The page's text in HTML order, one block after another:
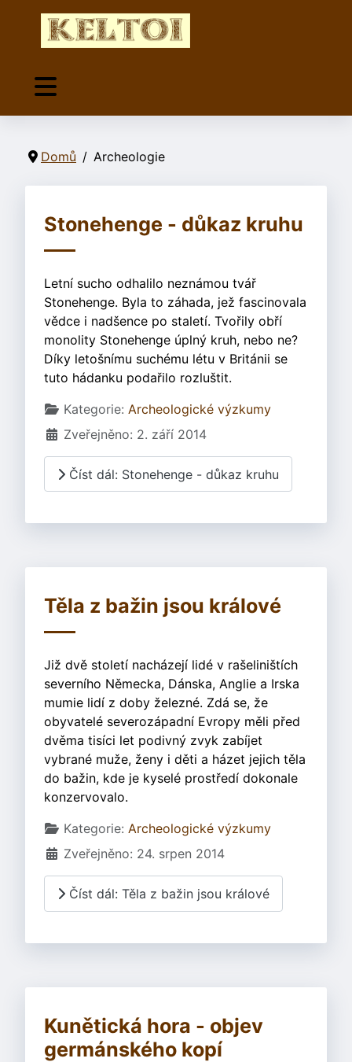
Domů Archeologie
Stonehenge - důkaz kruhu
Letní sucho odhalilo neznámou tvář
Stonehenge. Byla to záhada, jež fascinovala
vědce i nadšence po staletí. Tvořily obří
monolity Stonehenge úplný kruh, nebo ne?
Díky letošnímu suchému létu v Británii se
tuto hádanku podařilo rozluštit.
Základní údaje
Kategorie: Archeologické výzkumy
Zveřejněno: 2. září 2014
Číst dál: Stonehenge - důkaz kruhu
Těla z bažin jsou králové
Již dvě století nacházejí lidé v rašeliništích
severního Německa, Dánska, Anglie a Irska
mumie lidí z doby železné. Zdá se, že
obyvatelé severozápadní Evropy měli před
dvěma tisíci let podivný zvyk zabíjet
vybrané muže, ženy i děti a házet jejich těla
do bažin, kde je kyselé prostředí dokonale
konzervovalo.
Základní údaje
Kategorie: Archeologické výzkumy
Zveřejněno: 24. srpen 2014
Číst dál: Těla z bažin jsou králové
Kunětická hora - objev
germánského kopí